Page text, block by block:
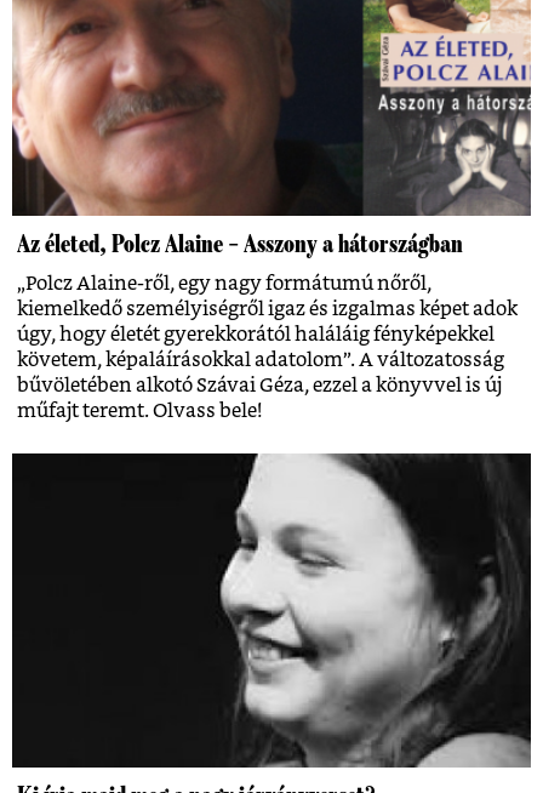
Az életed, Polcz Alaine – Asszony a hátországban
„Polcz Alaine-ről, egy nagy formátumú nőről,
kiemelkedő személyiségről igaz és izgalmas képet adok
úgy, hogy életét gyerekkorától haláláig fényképekkel
követem, képaláírásokkal adatolom”. A változatosság
bűvöletében alkotó Szávai Géza, ezzel a könyvvel is új
műfajt teremt. Olvass bele!